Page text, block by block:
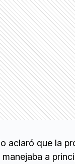
aclaró que la
a